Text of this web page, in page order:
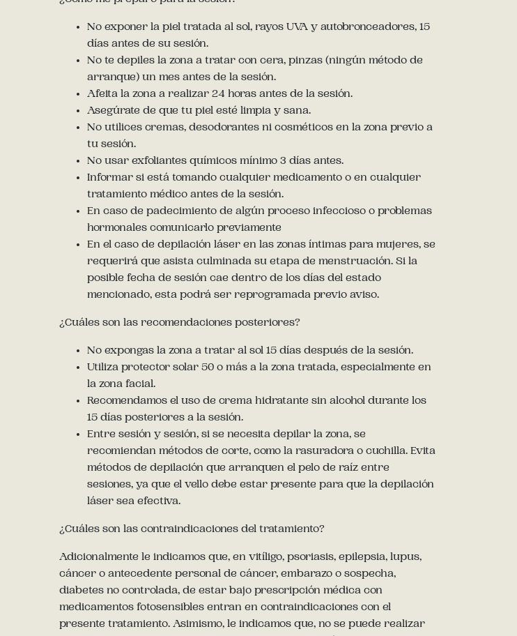
No exponer la piel tratada al sol, rayos UVA y autobronceadores, 15
días antes de su sesión.
No te depiles la zona a tratar con cera, pinzas (ningún método de
arranque) un mes antes de la sesión.
Afeita la zona a realizar 24 horas antes de la sesión.
Asegúrate de que tu piel esté limpia y sana.
No utilices cremas, desodorantes ni cosméticos en la zona previo a
tu sesión.
No usar exfoliantes químicos mínimo 3 días antes.
Informar si está tomando cualquier medicamento o en cualquier
tratamiento médico antes de la sesión.
En caso de padecimiento de algún proceso infeccioso o problemas
hormonales comunicarlo previamente
En el caso de depilación láser en las zonas íntimas para mujeres, se
requerirá que asista culminada su etapa de menstruación. Si la
posible fecha de sesión cae dentro de los días del estado
mencionado, esta podrá ser reprogramada previo aviso.
¿Cuáles son las recomendaciones posteriores?
No expongas la zona a tratar al sol 15 días después de la sesión.
Utiliza protector solar 50 o más a la zona tratada, especialmente en
la zona facial.
Recomendamos el uso de crema hidratante sin alcohol durante los
15 días posteriores a la sesión.
Entre sesión y sesión, si se necesita depilar la zona, se
recomiendan métodos de corte, como la rasuradora o cuchilla. Evita
métodos de depilación que arranquen el pelo de raíz entre
sesiones, ya que el vello debe estar presente para que la depilación
láser sea efectiva.
¿Cuáles son las contraindicaciones del tratamiento?
Adicionalmente le indicamos que, en vitíligo, psoriasis, epilepsia, lupus,
cáncer o antecedente personal de cáncer, embarazo o sospecha,
diabetes no controlada, de estar bajo prescripción médica con
medicamentos fotosensibles entran en contraindicaciones con el
presente tratamiento. Asimismo, le indicamos que, no se puede realizar